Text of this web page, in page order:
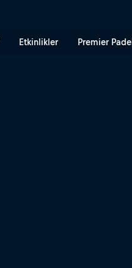
Etkinlikler Premier Padel